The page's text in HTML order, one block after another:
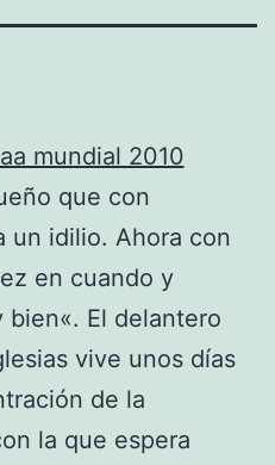
que con
un idilio. Ahora con
en cuando y
bien«. El delantero
vive unos días
de la
la que espera